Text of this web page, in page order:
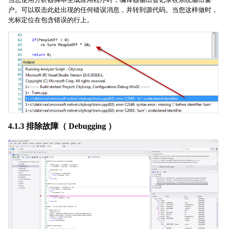
户。可以双击此处出现的任何错误消息，并转到源代码。当您这样做时，
光标定位在包含错误的行上。
4.1.3 排除故障（ Debugging ）